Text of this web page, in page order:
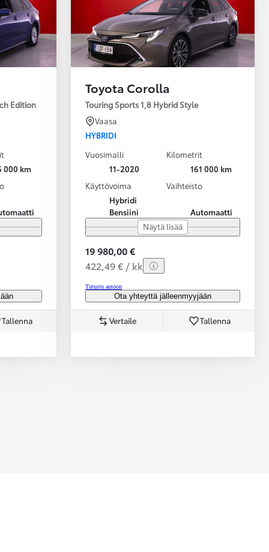
Edition
000 km
Tallenna
Toyota Corolla
Touring Sports 1,8 Hybrid Style
Vaasa
HYBRIDI
Vuosimalli
11-2020
Kilometrit
161 000 km
Käyttövoima
Hybridi
Bensiini
Vaihteisto
Automaatti
Näytä lisää
19 980,00 €
422,49 € / kk
Tutustu autoon
Ota yhteyttä jälleenmyyjään
Vertaile Tallenna